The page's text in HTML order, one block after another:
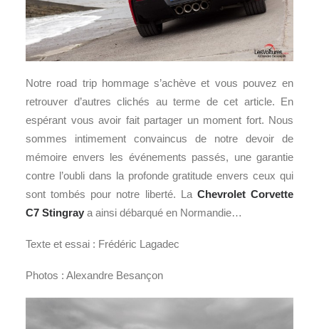
Notre road trip hommage s’achève et vous pouvez en
retrouver d’autres clichés au terme de cet article. En
espérant vous avoir fait partager un moment fort. Nous
sommes intimement convaincus de notre devoir de
mémoire envers les événements passés, une garantie
contre l’oubli dans la profonde gratitude envers ceux qui
sont tombés pour notre liberté. La Chevrolet Corvette
C7 Stingray a ainsi débarqué en Normandie…
Texte et essai : Frédéric Lagadec
Photos : Alexandre Besançon